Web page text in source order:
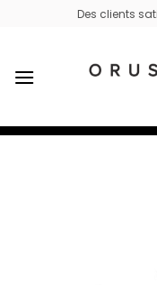
Des clients